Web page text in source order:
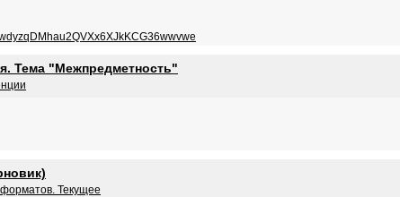
Тема "Межпредметность"
Текущее